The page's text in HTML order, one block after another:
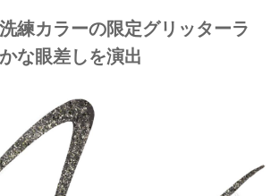
練カラーの限定グリッターラ
な眼差しを演出